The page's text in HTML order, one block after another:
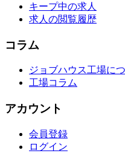
キープ中の求人
求人の閲覧履歴
コラム
ジョブハウス工場に
工場コラム
アカウント
会員登録
ログイン